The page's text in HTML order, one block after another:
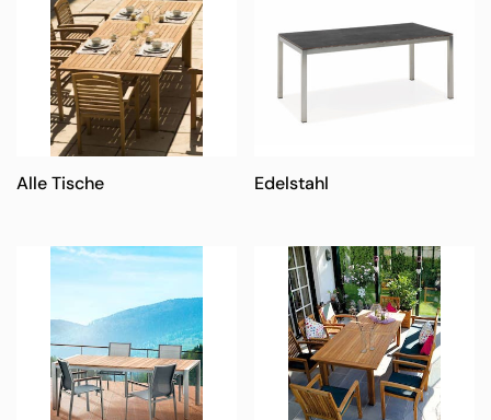
Alle Tische Edelstahl